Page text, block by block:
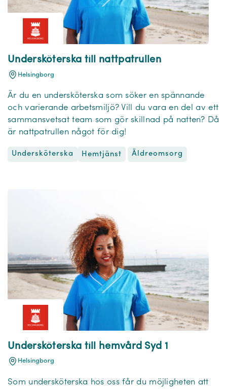
Undersköterska till nattpatrullen
Helsingborg
Är du en undersköterska som söker en spännande
och varierande arbetsmiljö? Vill du vara en del av ett
sammansvetsat team som gör skillnad på natten? Då
är nattpatrullen något för dig!
Undersköterska Hemtjänst Äldreomsorg
Undersköterska till hemvård Syd 1
Helsingborg
Som undersköterska hos oss får du möjligheten att